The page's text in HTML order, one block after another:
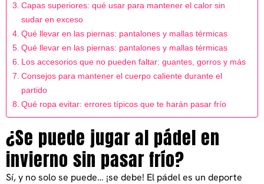
Capas superiores: qué usar para mantener el calor sin
sudar en exceso
Qué llevar en las piernas: pantalones y mallas térmicas
Qué llevar en las piernas: pantalones y mallas térmicas
Los accesorios que no pueden faltar: guantes, gorros y más
Consejos para mantener el cuerpo caliente durante el
partido
Qué ropa evitar: errores típicos que te harán pasar frío
¿Se puede jugar al pádel en
invierno sin pasar frío?
Sí, y no solo se puede… ¡se debe! El pádel es un deporte